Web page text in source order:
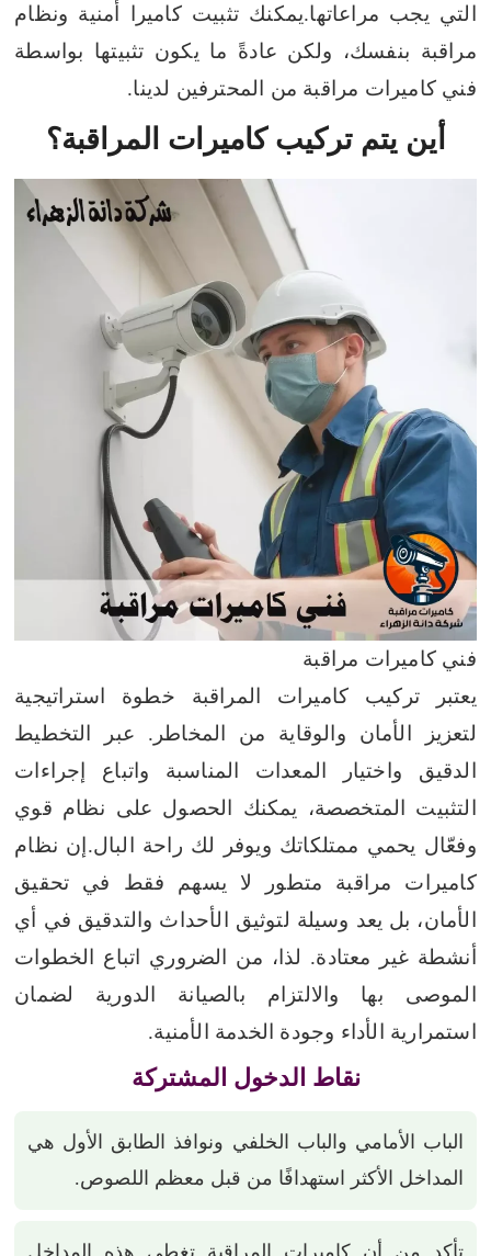
التي يجب مراعاتها.يمكنك تثبيت كاميرا أمنية ونظام
مراقبة بنفسك، ولكن عادةً ما يكون تثبيتها بواسطة
فني كاميرات مراقبة من المحترفين لدينا.
أين يتم تركيب كاميرات المراقبة؟
فني كاميرات مراقبة
يعتبر تركيب كاميرات المراقبة خطوة استراتيجية
لتعزيز الأمان والوقاية من المخاطر. عبر التخطيط
الدقيق واختيار المعدات المناسبة واتباع إجراءات
التثبيت المتخصصة، يمكنك الحصول على نظام قوي
وفعّال يحمي ممتلكاتك ويوفر لك راحة البال. إن نظام
كاميرات مراقبة متطور لا يسهم فقط في تحقيق
الأمان، بل يعد وسيلة لتوثيق الأحداث والتدقيق في أي
أنشطة غير معتادة. لذا، من الضروري اتباع الخطوات
الموصى بها والالتزام بالصيانة الدورية لضمان
استمرارية الأداء وجودة الخدمة الأمنية.
نقاط الدخول المشتركة
الباب الأمامي والباب الخلفي ونوافذ الطابق الأول هي
المداخل الأكثر استهدافًا من قبل معظم اللصوص.
تأكد من أن كاميرات المراقبة تغطي هذه المداخل